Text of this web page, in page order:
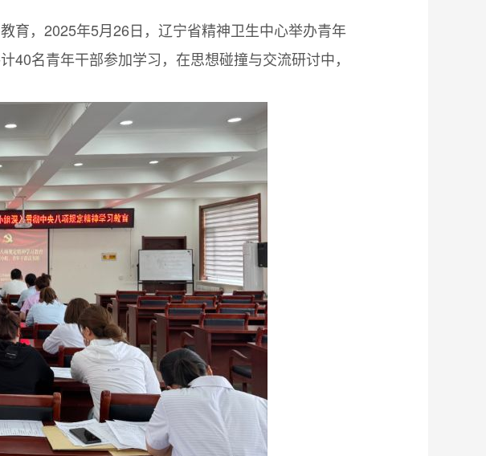
育，2025年5月26日，辽宁省精神卫生中心举办青年
名青年干部参加学习，在思想碰撞与交流研讨中，